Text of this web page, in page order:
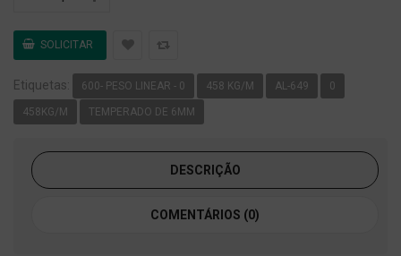
Etiquetas: 600- PESO LINEAR - 0 458 KG/M AL-649 0
458KG/M TEMPERADO DE 6MM
DESCRIÇÃO
COMENTÁRIOS (0)